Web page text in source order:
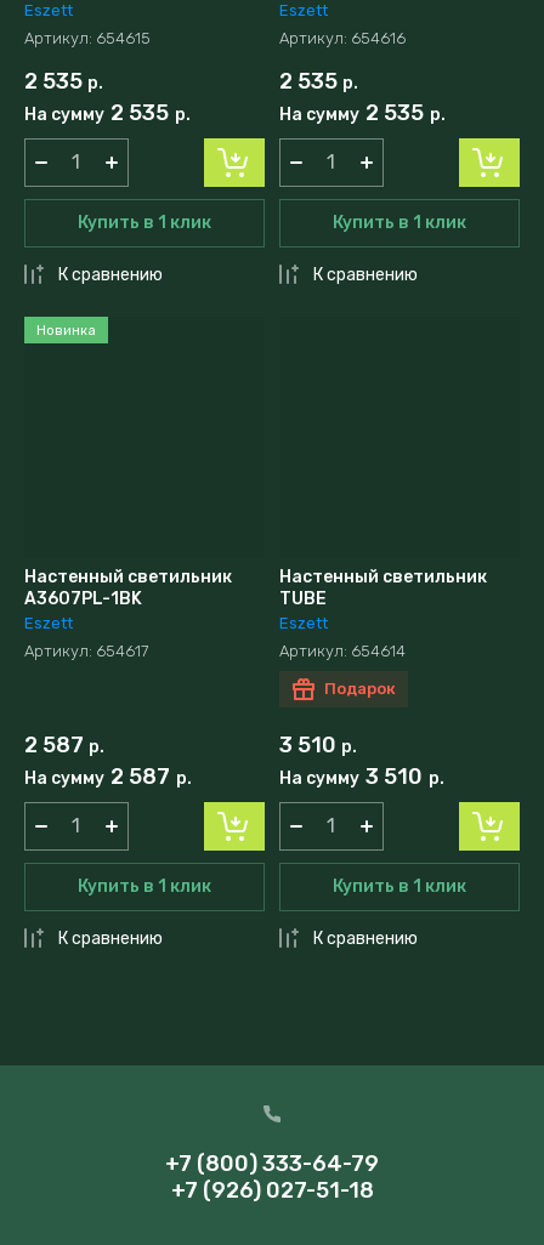
Eszett
Артикул: 654615
2 535 р.
На сумму 2 535 р.
Купить в 1 клик
К сравнению
Eszett
Артикул: 654616
2 535 р.
На сумму 2 535 р.
Купить в 1 клик
К сравнению
Новинка
Настенный светильник
A3607PL-1BK
Eszett
Артикул: 654617
2 587 р.
На сумму 2 587 р.
Купить в 1 клик
К сравнению
Настенный светильник
TUBE
Eszett
Артикул: 654614
Подарок
3 510 р.
На сумму 3 510 р.
Купить в 1 клик
К сравнению
+7 (800) 333-64-79
+7 (926) 027-51-18